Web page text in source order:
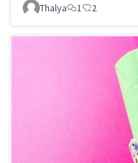
Thalya
1 2